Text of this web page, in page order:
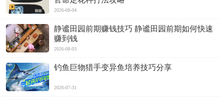
2026-08-04
静谧田园前期赚钱技巧 静谧田园前期如何快速
赚到钱
2026-08-03
钓鱼巨物猎手变异鱼培养技巧分享
2026-07-31